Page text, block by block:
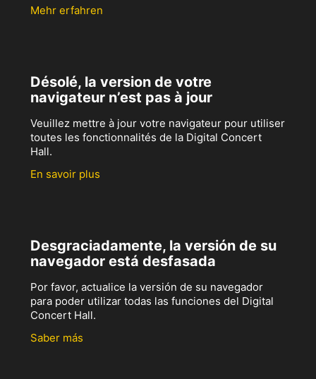
Mehr erfahren
Désolé, la version de votre
navigateur n’est pas à jour
Veuillez mettre à jour votre navigateur pour utiliser
toutes les fonctionnalités de la Digital Concert
Hall.
En savoir plus
Desgraciadamente, la versión de su
navegador está desfasada
Por favor, actualice la versión de su navegador
para poder utilizar todas las funciones del Digital
Concert Hall.
Saber más